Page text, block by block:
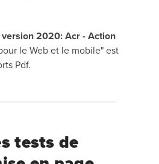
version 2020: Acr - Action
le Web et le mobile" est
Pdf.
tests de